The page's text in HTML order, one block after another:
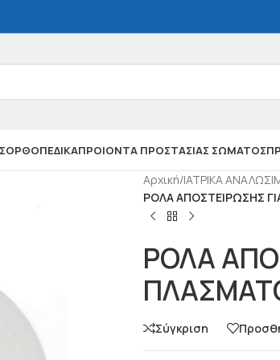
ΟΡΘΟΠΕΔΙΚΑΠΡΟΙΟΝΤΑ ΠΡΟΣΤΑΣΙΑΣ ΣΩΜΑΤΟΣ
Αρχική/ΙΑΤΡΙΚΑ
ΡΟΛΑ ΑΠΟΣΤΕΙΡΩΣΗΣ
ΡΟΛΑ
Σύγκριση